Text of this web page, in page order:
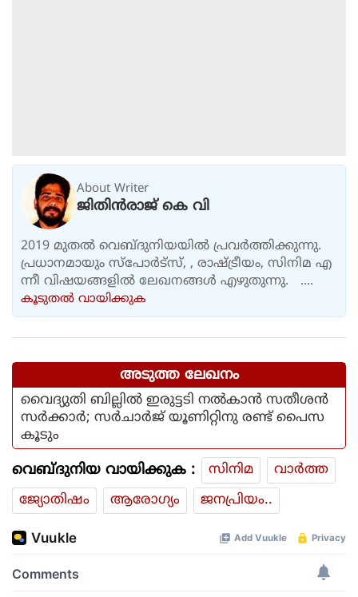
About Writer
ജിതിൻരാജ് കെ വി
2019 മുതൽ വെബ്ദുനിയയിൽ പ്രവർത്തിക്കുന്നു.
പ്രധാനമായും സ്പോർട്സ്, , രാഷ്ട്രീയം, സിനിമ എ
ന്നീ വിഷയങ്ങളിൽ ലേഖനങ്ങൾ എഴുതുന്നു. ....
കൂടുതല്‍ വായിക്കുക
അടുത്ത ലേഖനം
വൈദ്യുതി ബില്ലിൽ ഇരുട്ടടി നൽകാൻ സതീശൻ
സർക്കാർ; സർചാർജ് യൂണിറ്റിനു രണ്ട് പൈസ
കൂടും
വെബ്ദുനിയ വായിക്കുക : സിനിമ
വാര്‍ത്ത
ജ്യോതിഷം
ആരോഗ്യം ജനപ്രിയം..